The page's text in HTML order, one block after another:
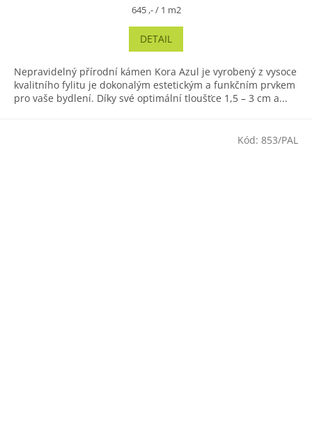
Měrná
645 ,- / 1 m2
DETAIL
Nepravidelný přírodní kámen Kora Azul je vyrobený z vysoce
kvalitního fylitu je dokonalým estetickým a funkčním prvkem
pro vaše bydlení. Díky své optimální tloušťce 1,5 – 3 cm a...
Kód: 853/PAL